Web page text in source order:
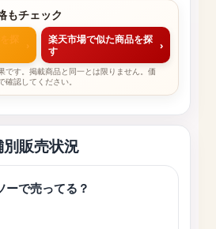
もチェック
›
楽天市場で似た商品を探
す
›
です。掲載商品と同一とは限りません。価
確認してください。
販売状況
ーで売ってる？